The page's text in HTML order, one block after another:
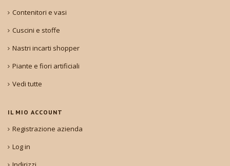
Contenitori e vasi
Cuscini e stoffe
Nastri incarti shopper
Piante e fiori artificiali
Vedi tutte
IL MIO ACCOUNT
Registrazione azienda
Log in